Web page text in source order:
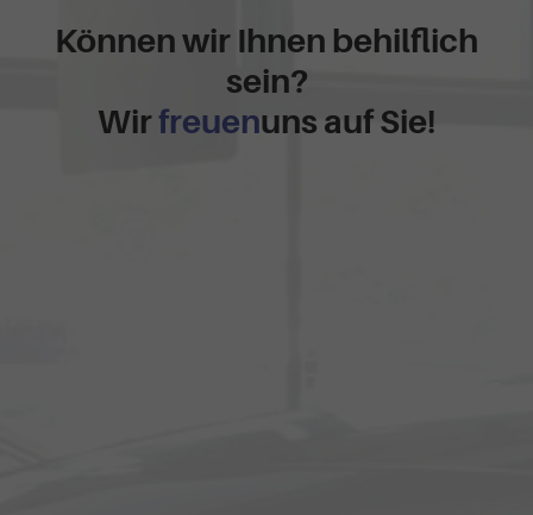
Können wir Ihnen behilflich
sein?
Wirfreuenuns auf Sie!